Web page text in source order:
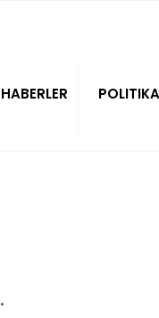
HABERLER POLITIKA
•